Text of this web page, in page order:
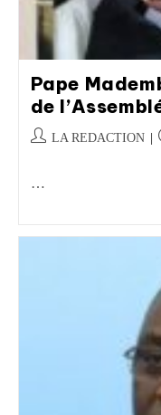
Pape
de
LA REDACTION
…